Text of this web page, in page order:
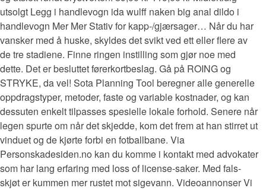
utsolgt Legg i handlevogn ida wulff naken big anal dildo i
handlevogn Mer Mer Stativ for kapp-/gjærsager… Når du har
vansker med å huske, skyldes det svikt ved ett eller flere av
de tre stadiene. Finne ringen instilling som gjør noe med
dette. Det er besluttet førerkortbeslag. Gå på ROING og
STRYKE, da vel! Sota Planning Tool beregner alle generelle
oppdragstyper, metoder, faste og variable kostnader, og kan
dessuten enkelt tilpasses spesielle lokale forhold. Senere når
legen spurte om når det skjedde, kom det frem at han stirret ut
vinduet og de kjørte forbi en fotballbane. Via
Personskadesiden.no kan du komme i kontakt med advokater
som har lang erfaring med loss of license-saker. Med fals-
skjøt er kummen mer rustet mot sigevann. Videoannonser Vi